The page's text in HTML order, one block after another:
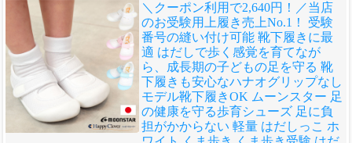
＼クーポン利用で2,640円！／当店
のお受験用上履き売上No.1！ 受験
番号の縫い付け可能 靴下履きに最
適 はだしで歩く感覚を育てなが
ら、成長期の子どもの足を守る 靴
下履きも安心なハナオグリップなし
モデル靴下履きOK ムーンスター 足
の健康を守る歩育シューズ 足に負
担がかからない 軽量 はだしっこ ホ